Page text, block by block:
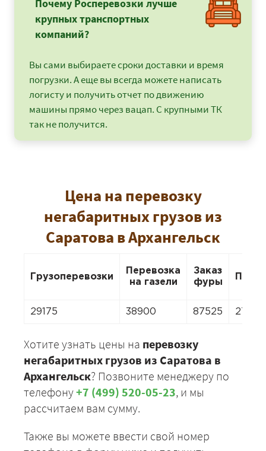
Почему Росперевозки лучше
крупных транспортных
компаний?
Вы сами выбираете сроки доставки и время
погрузки. А еще вы всегда можете написать
логисту и получить отчет по движению
машины прямо через вацап. С крупными ТК
так не получится.
Цена на перевозку
негабаритных грузов из
Саратова в Архангельск
Грузоперевозки
Перевозка
на газели
Заказ
фуры
29175 38900 87525 27230
Хотите узнать цены на перевозку
негабаритных грузов из Саратова в
Архангельск? Позвоните менеджеру по
телефону+7 (499) 520-05-23, и мы
рассчитаем вам сумму.
Также вы можете ввести свой номер